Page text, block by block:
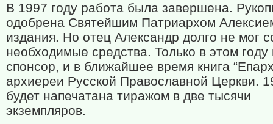
В 1997 году работа была завершена.
одобрена Святейшим Патриархом
издания. Но отец Александр долго не мог
необходимые средства. Только в этом
спонсор, и в ближайшее время книга
архиереи Русской Православной Церкви.
будет напечатана тиражом в две тысячи
экземпляров.